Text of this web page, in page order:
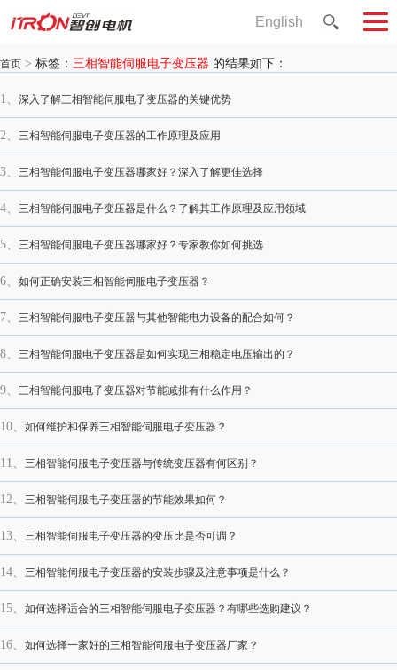
English
首页 > 标签： 三相智能伺服电子变压器 的结果如下：
1、 深入了解三相智能伺服电子变压器的关键优势
2、 三相智能伺服电子变压器的工作原理及应用
3、 三相智能伺服电子变压器哪家好？深入了解更佳选择
4、 三相智能伺服电子变压器是什么？了解其工作原理及应用领域
5、 三相智能伺服电子变压器哪家好？专家教你如何挑选
6、 如何正确安装三相智能伺服电子变压器？
7、 三相智能伺服电子变压器与其他智能电力设备的配合如何？
8、 三相智能伺服电子变压器是如何实现三相稳定电压输出的？
9、 三相智能伺服电子变压器对节能减排有什么作用？
10、 如何维护和保养三相智能伺服电子变压器？
11、 三相智能伺服电子变压器与传统变压器有何区别？
12、 三相智能伺服电子变压器的节能效果如何？
13、 三相智能伺服电子变压器的变压比是否可调？
14、 三相智能伺服电子变压器的安装步骤及注意事项是什么？
15、 如何选择适合的三相智能伺服电子变压器？有哪些选购建议？
16、 如何选择一家好的三相智能伺服电子变压器厂家？